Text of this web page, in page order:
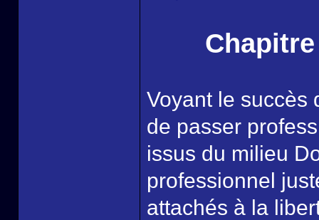
Voyant le succès
de passer
issus du milieu
professionnel
attachés à la